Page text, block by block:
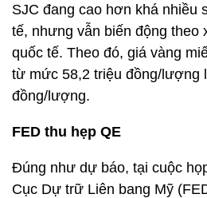
SJC đang cao hơn khá nhiều
tế, nhưng vẫn biến động theo
quốc tế. Theo đó, giá vàng
từ mức 58,2 triệu đồng/lượng
đồng/lượng.
FED thu hẹp QE
Đúng như dự báo, tại cuộc
Cục Dự trữ Liên bang Mỹ